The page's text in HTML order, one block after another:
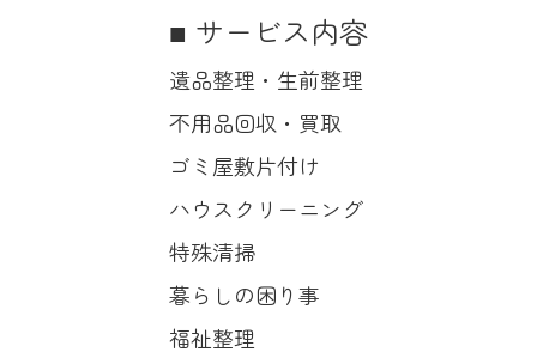
サービス内容
遺品整理・生前整理
不用品回収・買取
ゴミ屋敷片付け
ハウスクリーニング
特殊清掃
暮らしの困り事
福祉整理